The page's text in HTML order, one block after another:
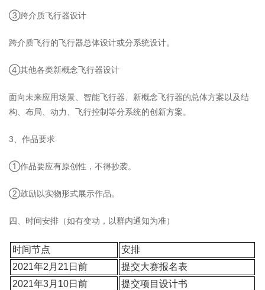
③跨介质飞行器设计
跨介质飞行的飞行器总体设计或分系统设计。
④其他各类新概念飞行器设计
面向未来应用场景、智能飞行器、新概念飞行器的总体方案以及结
构、布局、动力、飞行控制等分系统的创新方案。
3、作品要求
①作品要应有原创性，不得抄袭。
②鼓励以实物形式展示作品。
四、时间安排（如有变动，以群内通知为准）
时间节点
安排
2021年2月21日前
提交大赛报名表
2021年3月10日前
提交项目设计书